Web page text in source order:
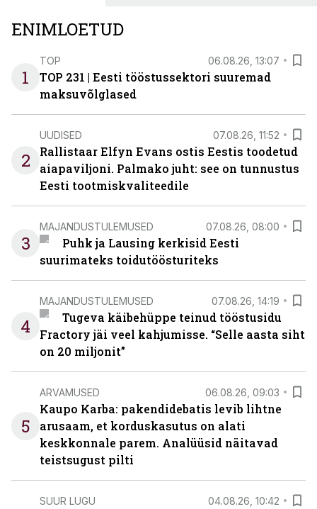
ENIMLOETUD
1
TOP 06.08.26, 13:07
TOP 231 | Eesti tööstussektori suuremad
maksuvõlglased
2
UUDISED 07.08.26, 11:52
Rallistaar Elfyn Evans ostis Eestis toodetud
aiapaviljoni. Palmako juht: see on tunnustus
Eesti tootmiskvaliteedile
3
MAJANDUSTULEMUSED 07.08.26, 08:00
Puhk ja Lausing kerkisid Eesti
suurimateks toidutöösturiteks
4
MAJANDUSTULEMUSED 07.08.26, 14:19
Tugeva käibehüppe teinud tööstusidu
Fractory jäi veel kahjumisse. “Selle aasta siht
on 20 miljonit”
5
ARVAMUSED 06.08.26, 09:03
Kaupo Karba: pakendidebatis levib lihtne
arusaam, et korduskasutus on alati
keskkonnale parem. Analüüsid näitavad
teistsugust pilti
SUUR LUGU 04.08.26, 10:42